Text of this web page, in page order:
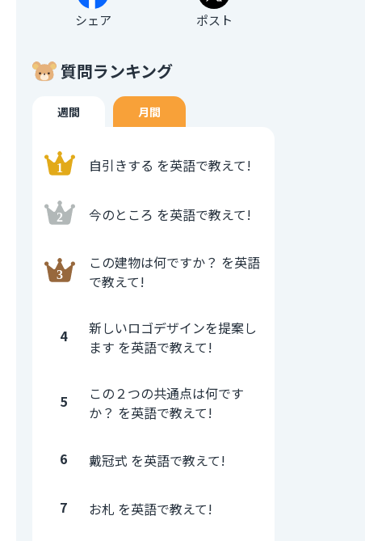
シェア ポスト
質問ランキング
週間 月間
自引きする を英語で教えて!
今のところ を英語で教えて!
この建物は何ですか？ を英語
で教えて!
4
新しいロゴデザインを提案し
ます を英語で教えて!
5
この２つの共通点は何です
か？ を英語で教えて!
6 戴冠式 を英語で教えて!
7 お札 を英語で教えて!